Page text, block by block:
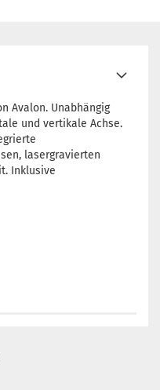
Avalon. Unabhängig
und vertikale Achse.
lasergravierten
Inklusive